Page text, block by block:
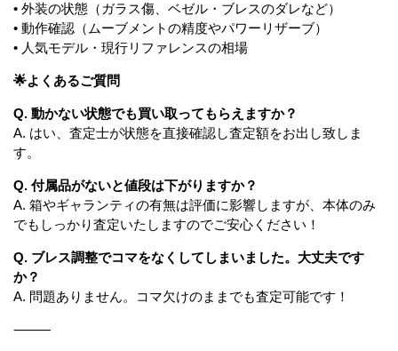
• 外装の状態（ガラス傷、ベゼル・ブレスのダレなど）
• 動作確認（ムーブメントの精度やパワーリザーブ）
• 人気モデル・現行リファレンスの相場
🌟よくあるご質問
Q. 動かない状態でも買い取ってもらえますか？
A. はい、査定士が状態を直接確認し査定額をお出し致しま
す。
Q. 付属品がないと値段は下がりますか？
A. 箱やギャランティの有無は評価に影響しますが、本体のみ
でもしっかり査定いたしますのでご安心ください！
Q. ブレス調整でコマをなくしてしまいました。大丈夫です
か？
A. 問題ありません。コマ欠けのままでも査定可能です！
⸻